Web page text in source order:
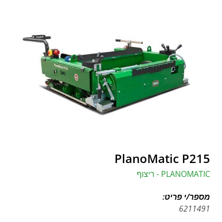
PlanoMatic P215
PLANOMATIC - ריצוף
מספר/י פריט:
6211491